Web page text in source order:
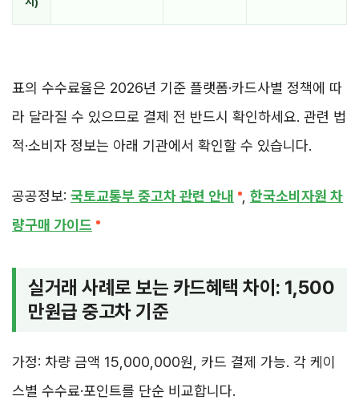
표의 수수료율은 2026년 기준 플랫폼·카드사별 정책에 따
라 달라질 수 있으므로 결제 전 반드시 확인하세요. 관련 법
적·소비자 정보는 아래 기관에서 확인할 수 있습니다.
공공정보: 국토교통부 중고차 관련 안내
한국소비자원 차
량구매 가이드
실거래 사례로 보는 카드혜택 차이: 1,500
만원급 중고차 기준
가정: 차량 금액 15,000,000원, 카드 결제 가능. 각 케이
스별 수수료·포인트를 단순 비교합니다.